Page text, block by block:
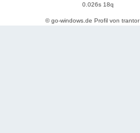
0.026s 18q
© go-windows.de Profil von trantor